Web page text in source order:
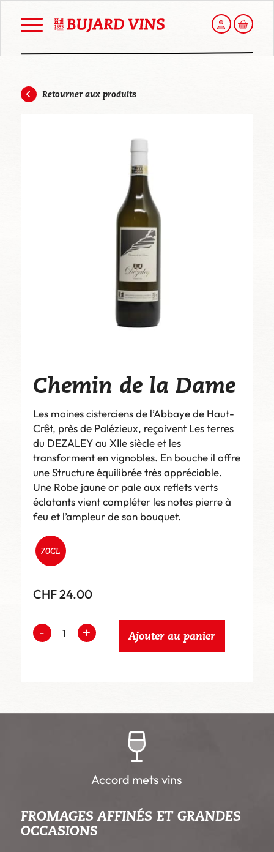
Mon Panier
Retourner aux produits
Chemin de la Dame
Les moines cisterciens de l’Abbaye de Haut-
Crêt, près de Palézieux, reçoivent Les terres
du DEZALEY au XIIe siècle et les
transforment en vignobles. En bouche il offre
une Structure équilibrée très appréciable.
Une Robe jaune or pale aux reflets verts
éclatants vient compléter les notes pierre à
feu et l’ampleur de son bouquet.
70CL
CHF24.00
Ajouter au panier
Accord mets vins
FROMAGES AFFINÉS ET GRANDES
OCCASIONS